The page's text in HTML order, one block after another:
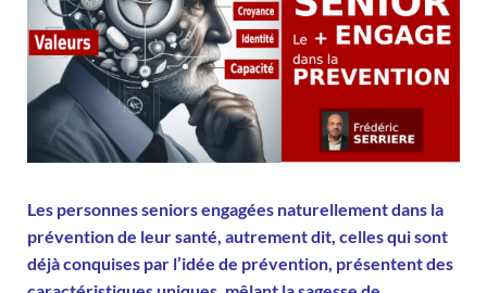
Les personnes seniors engagées naturellement dans la
prévention de leur santé, autrement dit, celles qui sont
déjà conquises par l’idée de prévention, présentent des